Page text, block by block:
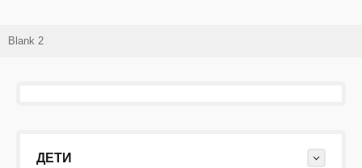
КОЛЕКЦИИ
Blank 2
ДЕТИ